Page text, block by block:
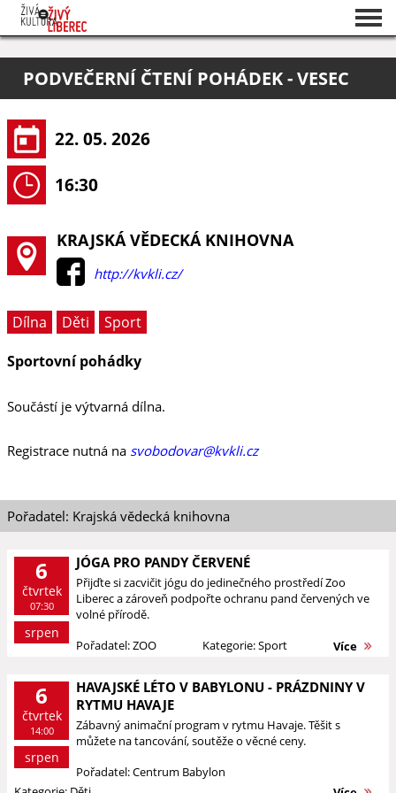
O projektu
Pořadatelé
PODVEČERNÍ ČTENÍ POHÁDEK - VESEC
22. 05. 2026
16:30
KRAJSKÁ VĚDECKÁ KNIHOVNA
http://kvkli.cz/
Dílna Děti
Sport
Sportovní pohádky
Součástí je výtvarná dílna.
Registrace nutná na svobodovar@kvkli.cz
Pořadatel: Krajská vědecká knihovna
6
čtvrtek
07:30
srpen
JÓGA PRO PANDY ČERVENÉ
Přijďte si zacvičit jógu do jedinečného prostředí Zoo
Liberec a zároveň podpořte ochranu pand červených ve
volné přírodě.
Pořadatel: ZOO
Kategorie: Sport Více
6
čtvrtek
14:00
srpen
HAVAJSKÉ LÉTO V BABYLONU - PRÁZDNINY V
RYTMU HAVAJE
Zábavný animační program v rytmu Havaje. Těšit s
můžete na tancování, soutěže o věcné ceny.
Pořadatel: Centrum Babylon